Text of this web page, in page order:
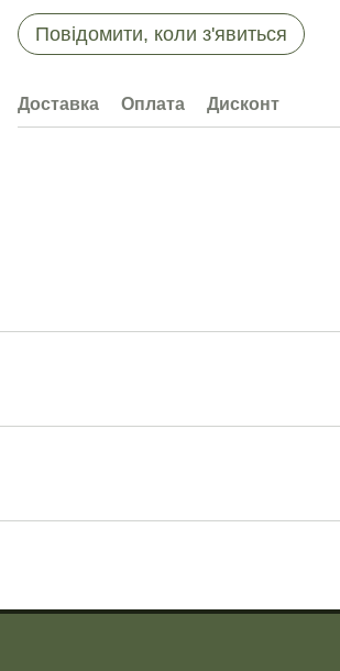
Повідомити, коли з'явиться
Доставка Оплата Дисконт